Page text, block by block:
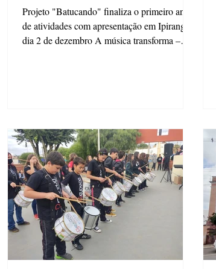
Projeto "Batucando" finaliza o primeiro ano
de atividades com apresentação em Ipiranga,
dia 2 de dezembro A música transforma –